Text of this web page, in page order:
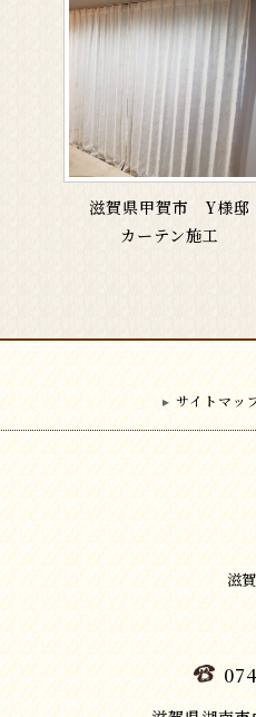
滋賀県甲賀市 Y様邸
カーテン施工
サイトマッ
滋